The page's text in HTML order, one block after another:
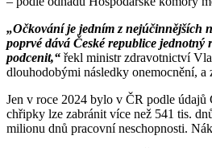
„Očkování je jedním z nejúčinnějších
poprvé dává České republice jednotný
podcenit,“ řekl ministr zdravotnictví
dlouhodobými následky onemocnění,
Jen v roce 2024 bylo v ČR podle
chřipky lze zabránit více než 541 tis.
milionu dnů pracovní neschopnosti.